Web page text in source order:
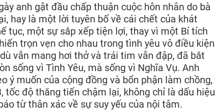
anh gật đầu chấp thuận cuộc hôn nhân do bà
hay là một lời tuyên bố về cái chết của khát
tục, một sự sắp xếp tiện lợi, thay vì một Bí tích
trọn vẹn cho nhau trong tình yêu vô điều kiện
vẫn mang hơi thở và trái tim vẫn đập, đã bắt
sống vì Tình Yêu, mà sống vì Nghĩa Vụ. Anh
ý muốn của cộng đồng và bổn phận làm chồng,
tốc độ thăng tiến chậm lại, không chỉ là dấu hiệu
từ thân xác về sự suy yếu của nội tâm.